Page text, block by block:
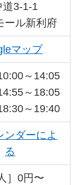
道3-1-1
ール新利府
マップ
～14:05
～18:05
～19:40
ンダーによ
る
］0円〜